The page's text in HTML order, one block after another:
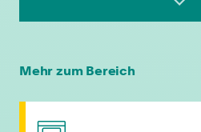
flexible Arbeitszeiten
Mehr zum Bereich